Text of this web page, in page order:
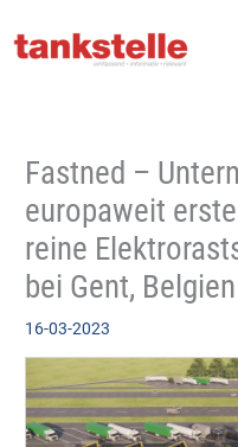
Inhalt
Fastned –
europaweit
reine
bei Gent, Belgien
16-03-2023